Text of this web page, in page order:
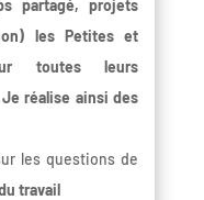
partagé, projets
les Petites et
toutes leurs
réalise ainsi des
les questions de
travail